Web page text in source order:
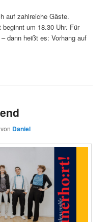
auf zahlreiche Gäste.
um 18.30 Uhr. Für
dann heißt es: Vorhang auf
von Daniel